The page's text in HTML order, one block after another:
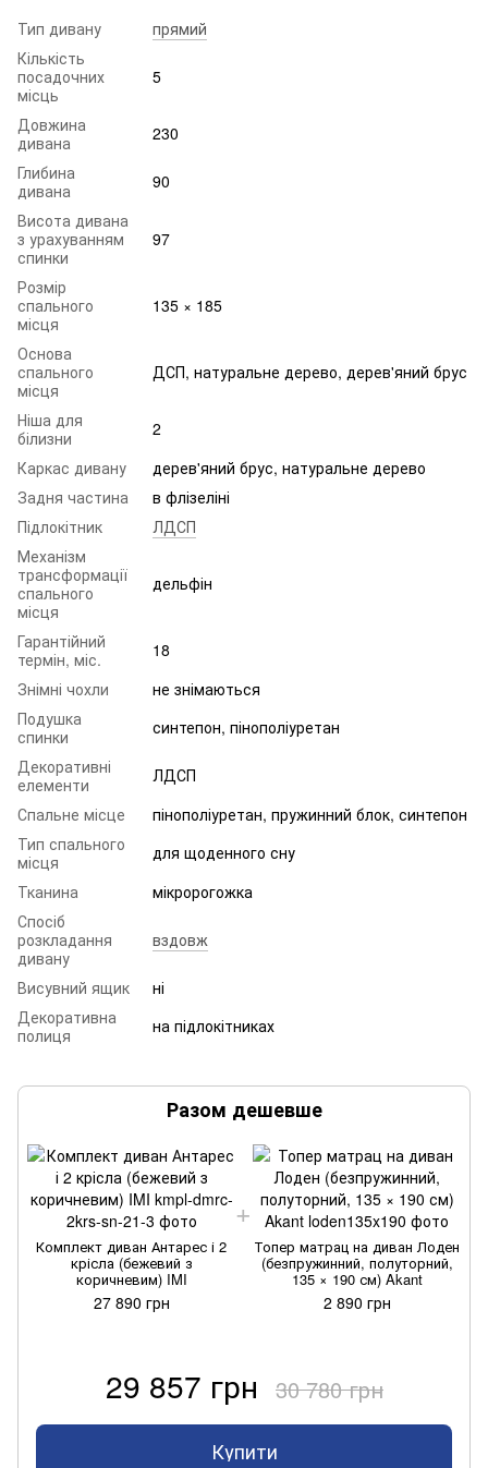
Тип дивану
прямий
Кількість
посадочних
місць
5
Довжина
дивана
230
Глибина
дивана
90
Висота дивана
з урахуванням
спинки
97
Розмір
спального
місця
135 × 185
Основа
спального
місця
ДСП, натуральне дерево, дерев'яний брус
Ніша для
білизни
2
Каркас дивану
дерев'яний брус, натуральне дерево
Задня частина
в флізеліні
Підлокітник
ЛДСП
Механізм
трансформації
спального
місця
дельфін
Гарантійний
термін, міс.
18
Знімні чохли
не знімаються
Подушка
спинки
синтепон, пінополіуретан
Декоративні
елементи
ЛДСП
Спальне місце
пінополіуретан, пружинний блок, синтепон
Тип спального
місця
для щоденного сну
Тканина
мікророгожка
Спосіб
розкладання
дивану
вздовж
Висувний ящик
ні
Декоративна
полиця
на підлокітниках
Разом дешевше
Комплект диван Антарес і 2
крісла (бежевий з
коричневим) IMI
27 890 грн
Топер матрац на диван Лоден
(безпружинний, полуторний,
135 × 190 см) Akant
2 890 грн
29 857 грн 30 780 грн
Купити